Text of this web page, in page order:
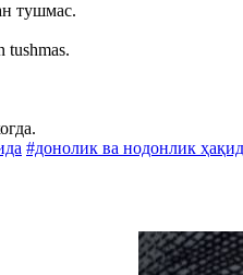
тушмас.
tushmas.
#донолик ва нодонлик